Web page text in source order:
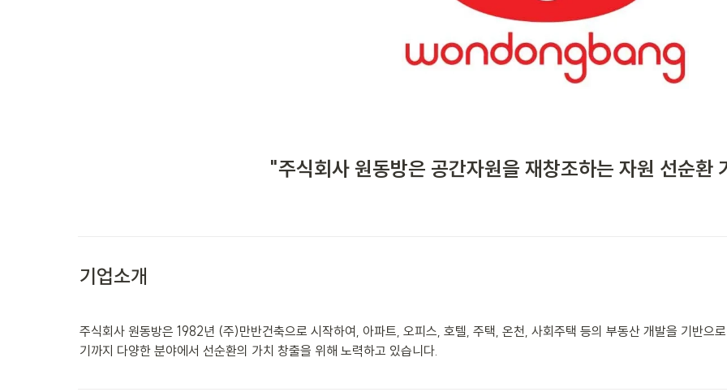
"주식회사 원동방은 공간자원을 재창조하는 자원 선순환
기업소개
주식회사 원동방은 1982년 (주)만반건축으로 시작하여, 아파트, 오피스, 호텔, 주택, 온천, 사회주택 등의 부동산 개발을 기반으
기까지 다양한 분야에서 선순환의 가치 창출을 위해 노력하고 있습니다.